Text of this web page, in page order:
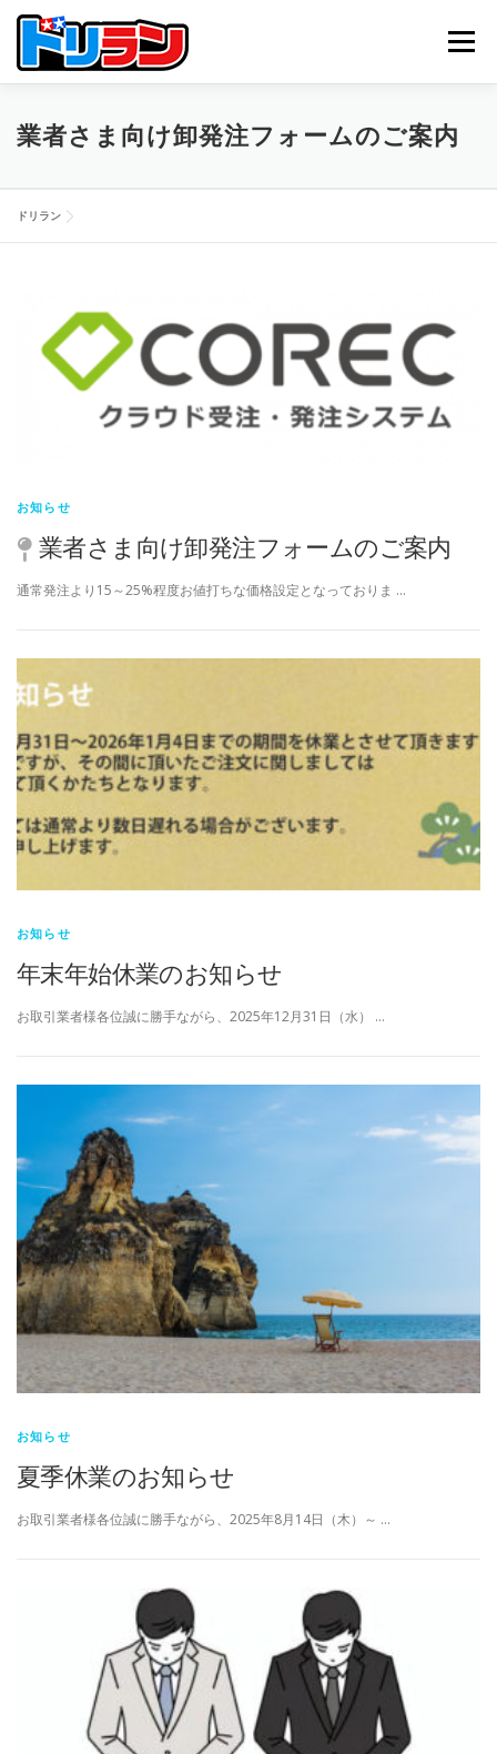
メニュー
TOP ABOUT US NEWS CONTACT
業者さま向け卸発注フォームのご案内
ドリラン
お知らせ
業者さま向け卸発注フォームのご案内
通常発注より15～25%程度お値打ちな価格設定となっておりま …
お知らせ
年末年始休業のお知らせ
お取引業者様各位誠に勝手ながら、2025年12月31日（水） …
お知らせ
夏季休業のお知らせ
お取引業者様各位誠に勝手ながら、2025年8月14日（木）～ …